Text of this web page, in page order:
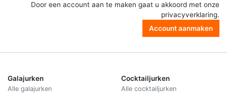
Door een account aan te maken gaat u akkoord met onze
privacyverklaring.
Account aanmaken
Galajurken
Alle galajurken
Cocktailjurken
Alle cocktailjurken